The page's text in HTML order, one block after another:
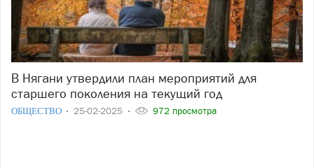
В Нягани утвердили план мероприятий для
старшего поколения на текущий год
ОБЩЕСТВО 25-02-2025 972 просмотра